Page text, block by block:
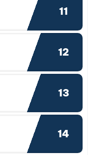
11
12
13
14